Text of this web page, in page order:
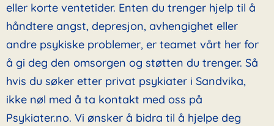
eller korte ventetider. Enten du trenger hjelp til å
håndtere angst, depresjon, avhengighet eller
andre psykiske problemer, er teamet vårt her for
å gi deg den omsorgen og støtten du trenger. Så
hvis du søker etter privat psykiater i Sandvika,
ikke nøl med å ta kontakt med oss på
Psykiater.no. Vi ønsker å bidra til å hjelpe deg